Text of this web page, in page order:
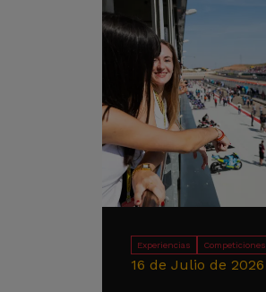
Experiencias Competiciones
16 de Julio de 2026